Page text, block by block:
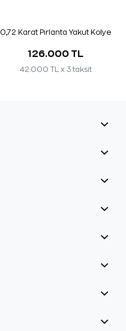
0,72 Karat Pırlanta Yakut Kolye
126.000 TL
42.000 TL x 3 taksit